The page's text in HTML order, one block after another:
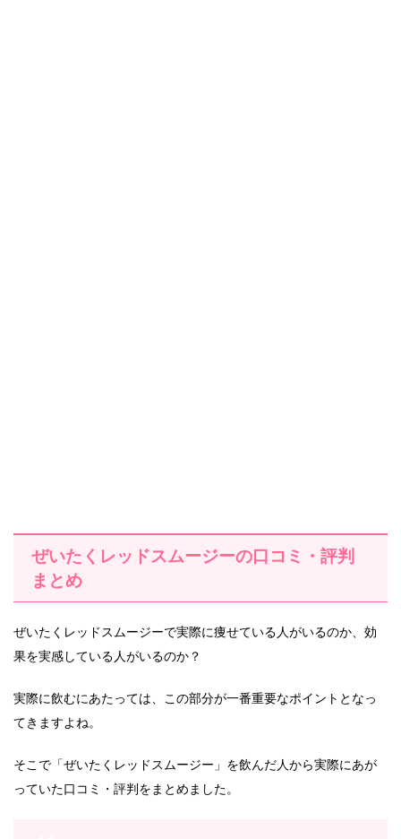
ぜいたくレッドスムージーの口コミ・評判
まとめ
ぜいたくレッドスムージーで実際に痩せている人がいるのか、効
果を実感している人がいるのか？
実際に飲むにあたっては、この部分が一番重要なポイントとなっ
てきますよね。
そこで「ぜいたくレッドスムージー」を飲んだ人から実際にあが
っていた口コミ・評判をまとめました。